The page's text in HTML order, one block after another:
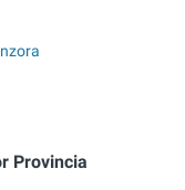
Provincia